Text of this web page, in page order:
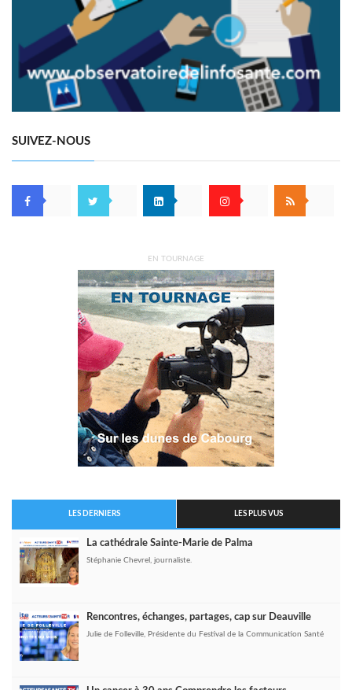
SUIVEZ-NOUS
EN TOURNAGE
LES DERNIERS LES PLUS VUS
La cathédrale Sainte-Marie de Palma
Stéphanie Chevrel, journaliste.
Rencontres, échanges, partages, cap sur Deauville
Julie de Folleville, Présidente du Festival de la Communication Santé